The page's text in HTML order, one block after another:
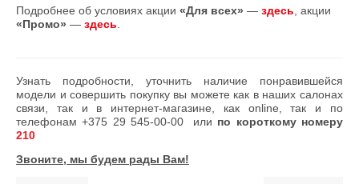
Подробнее об условиях акции «Для всех» — здесь , акции
«Промо» — здесь
Узнать подробности, уточнить наличие понравившейся
модели и совершить покупку вы можете как в наших салонах
связи, так и в интернет-магазине, как online, так и по
телефонам+375 29 545-00-00 или по короткому номеру
210
Звоните, мы будем рады Вам!